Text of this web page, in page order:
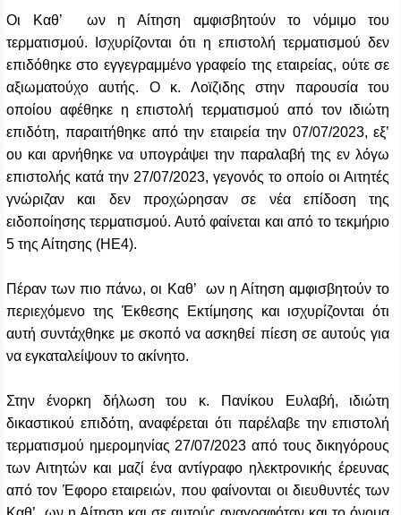
Οι Καθ’ ων η Αίτηση αμφισβητούν το νόμιμο του
τερματισμού. Ισχυρίζονται ότι η επιστολή τερματισμού δεν
επιδόθηκε στο εγγεγραμμένο γραφείο της εταιρείας, ούτε σε
αξιωματούχο αυτής. Ο κ. Λοϊζιδης στην παρουσία του
οποίου αφέθηκε η επιστολή τερματισμού από τον ιδιώτη
επιδότη, παραιτήθηκε από την εταιρεία την 07/07/2023, εξ’
ου και αρνήθηκε να υπογράψει την παραλαβή της εν λόγω
επιστολής κατά την 27/07/2023, γεγονός το οποίο οι Αιτητές
γνώριζαν και δεν προχώρησαν σε νέα επίδοση της
ειδοποίησης τερματισμού. Αυτό φαίνεται και από το τεκμήριο
5 της Αίτησης (ΗΕ4).
Πέραν των πιο πάνω, οι Καθ’ ων η Αίτηση αμφισβητούν το
περιεχόμενο της Έκθεσης Εκτίμησης και ισχυρίζονται ότι
αυτή συντάχθηκε με σκοπό να ασκηθεί πίεση σε αυτούς για
να εγκαταλείψουν το ακίνητο.
Στην ένορκη δήλωση του κ. Πανίκου Ευλαβή, ιδιώτη
δικαστικού επιδότη, αναφέρεται ότι παρέλαβε την επιστολή
τερματισμού ημερομηνίας 27/07/2023 από τους δικηγόρους
των Αιτητών και μαζί ένα αντίγραφο ηλεκτρονικής έρευνας
από τον Έφορο εταιρειών, που φαίνονται οι διευθυντές των